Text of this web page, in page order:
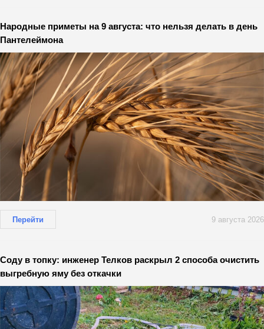
Народные приметы на 9 августа: что нельзя делать в день
Пантелеймона
Перейти 9 августа 2026
Соду в топку: инженер Телков раскрыл 2 способа очистить
выгребную яму без откачки